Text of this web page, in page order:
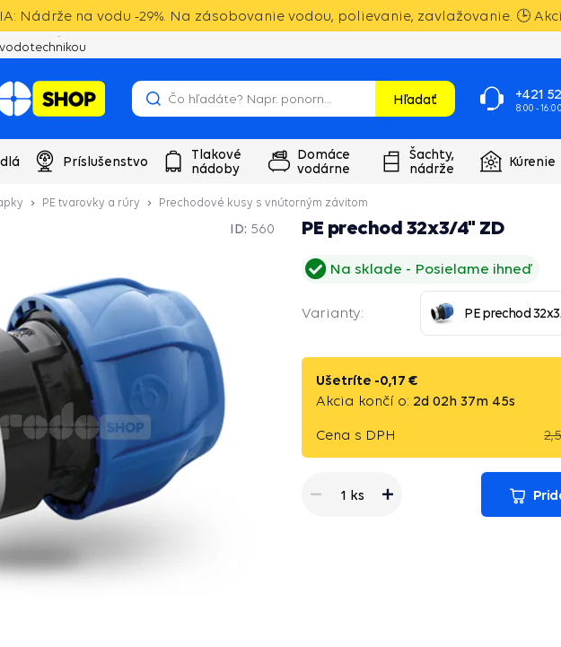
Nádrže na vodu -29%. Na zásobovanie vodou, polievanie, zavlažovanie. 🕒
Hľadať +421
8:00 - 16:00
Príslušenstvo
Tlakové
nádoby
Domáce
vodárne
Šachty,
nádrže
Kúrenie
PE tvarovky a rúry Prechodové kusy s vnútorným závitom
PE prechod 32x3/4" ZD
ID: 560
Na sklade Posielame ihneď
Varianty: PE prechod
Ušetríte -0,17 €
Akcia končí o: 2d 02h 37m 44s
Cena s DPH
1 ks